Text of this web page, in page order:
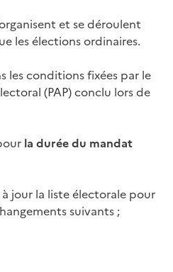
et se déroulent
lesélections ordinaires.
les conditions fixées par le
(PAP) conclu lors de
la durée du mandat
jour la liste électorale pour
suivants ;